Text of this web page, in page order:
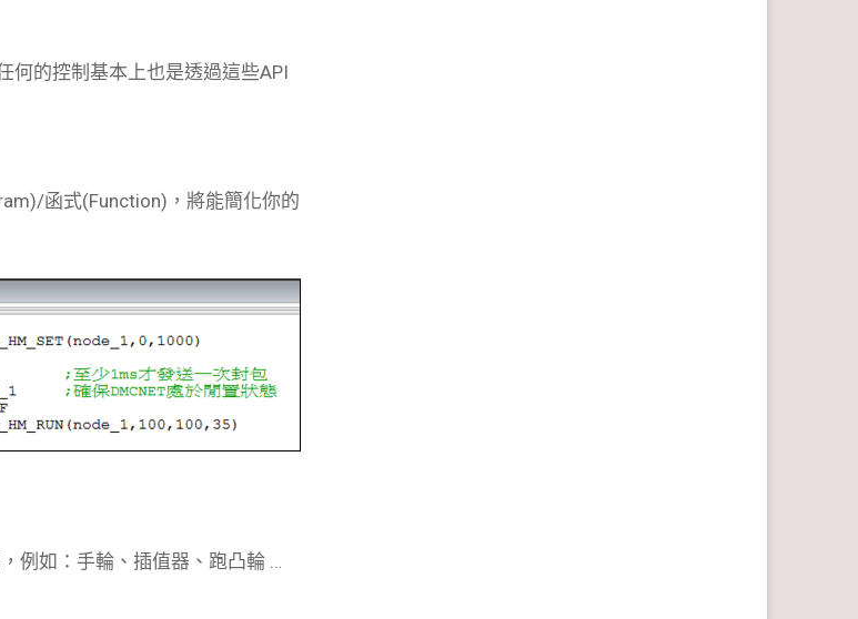
何的控制基本上也是透過這些API
函式(Function)，將能簡化你的
例如：手輪、插值器、跑凸輪 …